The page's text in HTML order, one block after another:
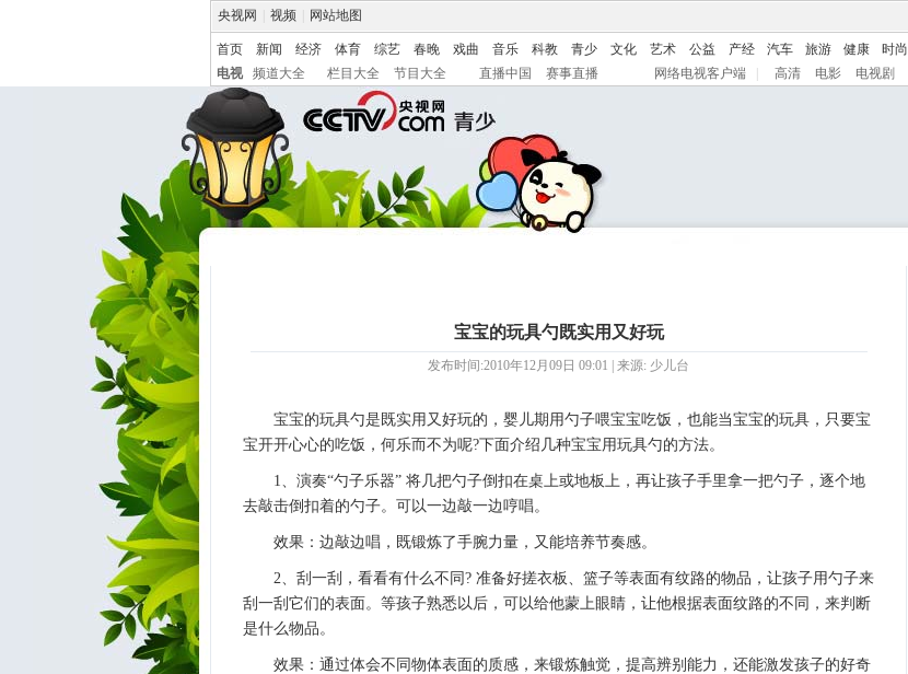
央视网 视频 网站地图
首页 新闻 经济 体育 综艺 春晚 戏曲 音乐 科教 青少 文化 艺术 公益 产经 汽车 旅游 健康 时尚
电视
频道大全 栏目大全 节目大全 直播中国 赛事直播 网络电视客户端 高清 电影 电视剧
宝宝的玩具勺既实用又好玩
发布时间:2010年12月09日 09:01 | 来源: 少儿台
宝宝的玩具勺是既实用又好玩的，婴儿期用勺子喂宝宝吃饭，也能当宝宝的玩具，只要宝
宝开开心心的吃饭，何乐而不为呢?下面介绍几种宝宝用玩具勺的方法。
1、演奏“勺子乐器” 将几把勺子倒扣在桌上或地板上，再让孩子手里拿一把勺子，逐个地
去敲击倒扣着的勺子。可以一边敲一边哼唱。
效果：边敲边唱，既锻炼了手腕力量，又能培养节奏感。
2、刮一刮，看看有什么不同? 准备好搓衣板、篮子等表面有纹路的物品，让孩子用勺子来
刮一刮它们的表面。等孩子熟悉以后，可以给他蒙上眼睛，让他根据表面纹路的不同，来判断
是什么物品。
效果：通过体会不同物体表面的质感，来锻炼触觉，提高辨别能力，还能激发孩子的好奇